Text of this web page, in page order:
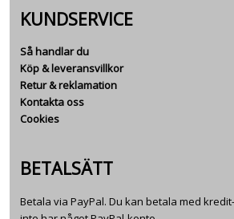
KUNDSERVICE
Så handlar du
Köp & leveransvillkor
Retur & reklamation
Kontakta oss
Cookies
BETALSÄTT
Betala via PayPal. Du kan betala med